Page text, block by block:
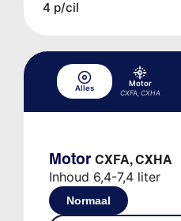
4 p/cil
Alles
Motor
CXFA, CXHA
Motor CXFA, CXHA
Inhoud 6,4-7,4 liter
Normaal